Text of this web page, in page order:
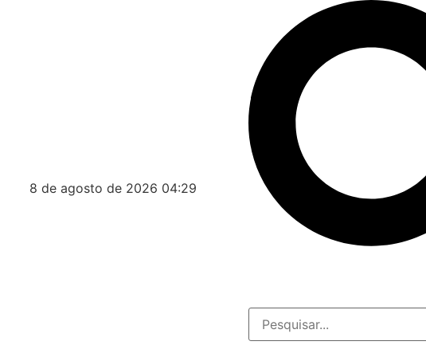
8 de agosto de 2026 04:29